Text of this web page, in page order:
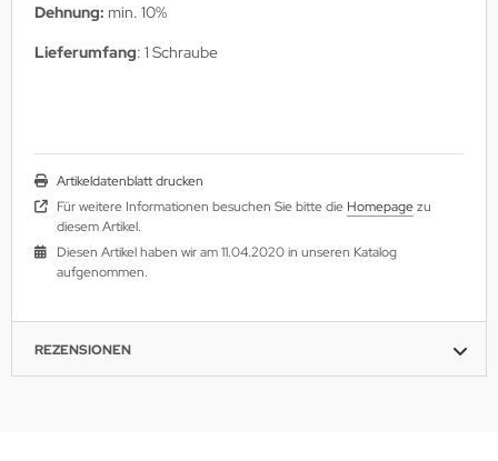
Dehnung: min. 10%
Lieferumfang: 1 Schraube
Artikeldatenblatt drucken
Für weitere Informationen besuchen Sie bitte die Homepagezu
diesem Artikel.
Diesen Artikel haben wir am 11.04.2020 in unseren Katalog
aufgenommen.
REZENSIONEN